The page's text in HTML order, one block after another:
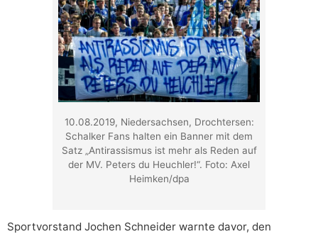
10.08.2019, Niedersachsen, Drochtersen:
Schalker Fans halten ein Banner mit dem
Satz „Antirassismus ist mehr als Reden auf
der MV. Peters du Heuchler!“. Foto: Axel
Heimken/dpa
Sportvorstand Jochen Schneider warnte davor, den